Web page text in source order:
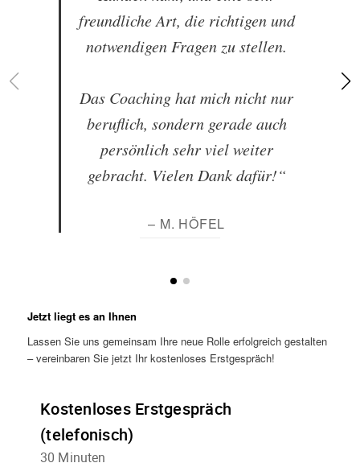
freundliche Art, die richtigen und
notwendigen Fragen zu stellen.
Das Coaching hat mich nicht nur
beruflich, sondern gerade auch
persönlich sehr viel weiter
gebracht. Vielen Dank dafür!“
– M. HÖFEL
Jetzt liegt es an Ihnen
Lassen Sie uns gemeinsam Ihre neue Rolle erfolgreich gestalten
– vereinbaren Sie jetzt Ihr kostenloses Erstgespräch!